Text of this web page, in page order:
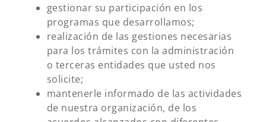
gestionar su participación en los
programas que desarrollamos;
realización de las gestiones necesarias
para los trámites con la administración
o terceras entidades que usted nos
solicite;
mantenerle informado de las actividades
de nuestra organización, de los